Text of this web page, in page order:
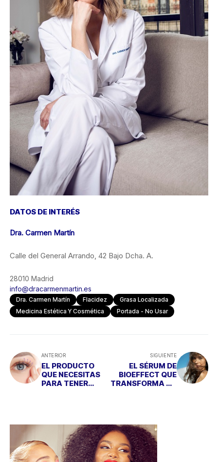
DATOS DE INTERÉS
Dra. Carmen Martín
Calle del General Arrando, 42 Bajo Dcha. A.
28010 Madrid
info@dracarmenmartin.es
Dra. Carmen Martín Flacidez
Grasa Localizada
Medicina Estética Y Cosmética
Portada - No Usar
ANTERIOR
EL PRODUCTO
QUE NECESITAS
PARA TENER
SIGUIENTE
EL SÉRUM DE
BIOEFFECT QUE
TRANSFORMA TU